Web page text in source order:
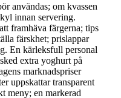
användas; om kvassen
innan servering.
framhäva färgerna; tips
färskhet; prislappar
En kärleksfull personal
extra yoghurt på
marknadspriser
uppskattar transparent
meny; en markerad